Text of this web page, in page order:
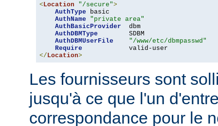
<Location "/secure">
AuthType basic
AuthName
"private area"
AuthBasicProvider
  dbm
AuthDBMType
        SDBM
AuthDBMUserFile
"/www/etc/dbmpasswd"
Require
</Location>
Les fournisseurs sont
jusqu'à ce que l'un
correspondance pour le